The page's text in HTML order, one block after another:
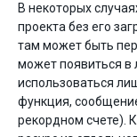
В некоторых
проекта без его
там может быть
может появиться в
использоваться
функция,
рекордном счете).